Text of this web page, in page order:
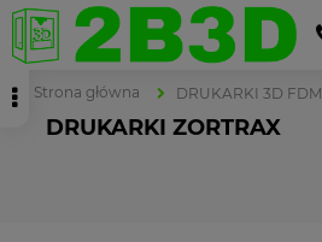
Strona główna DRUKARKI 3D FDM
DRUKARKI ZORTRAX